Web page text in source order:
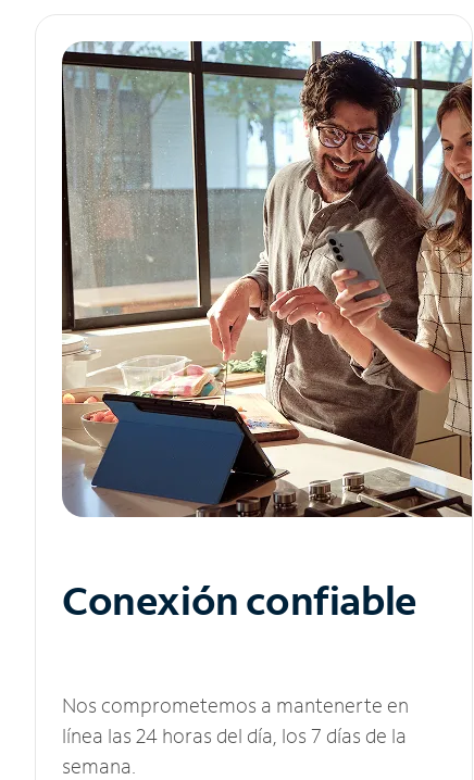
Conexión confiable
Nos comprometemos a mantenerte en
línea las 24 horas del día, los 7 días de la
semana.